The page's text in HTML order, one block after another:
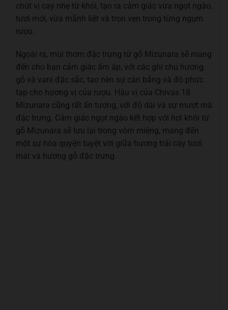
chút vị cay nhẹ từ khói, tạo ra cảm giác vừa ngọt ngào,
tươi mới, vừa mãnh liệt và trọn vẹn trong từng ngụm
rượu.
Ngoài ra, mùi thơm đặc trưng từ gỗ Mizunara sẽ mang
đến cho bạn cảm giác ấm áp, với các ghi chú hương
gỗ và vani đặc sắc, tạo nên sự cân bằng và độ phức
tạp cho hương vị của rượu. Hậu vị của Chivas 18
Mizunara cũng rất ấn tượng, với độ dài và sự mượt mà
đặc trưng. Cảm giác ngọt ngào kết hợp với hơi khói từ
gỗ Mizunara sẽ lưu lại trong vòm miệng, mang đến
một sự hòa quyện tuyệt vời giữa hương trái cây tươi
mát và hương gỗ đặc trưng.